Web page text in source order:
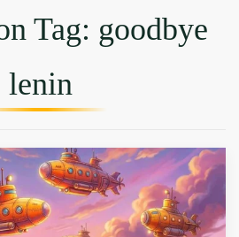
Tag: goodbye
lenin